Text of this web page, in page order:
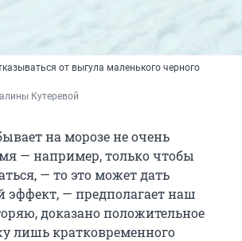
от выгула маленького черного
Кутеревой
на морозе не очень
— например, только чтобы
— то это может дать
— предполагает наш
доказано положительное
лишь кратковременного